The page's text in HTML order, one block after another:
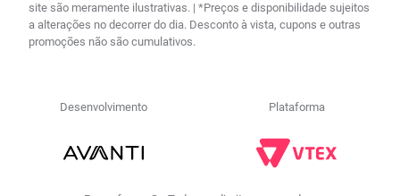
site são meramente ilustrativas. | *Preços e disponibilidade sujeitos
a alterações no decorrer do dia. Desconto à vista, cupons e outras
promoções não são cumulativos.
Desenvolvimento Plataforma